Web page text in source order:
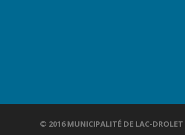
© 2016 MUNICIPALITÉ DE LAC-